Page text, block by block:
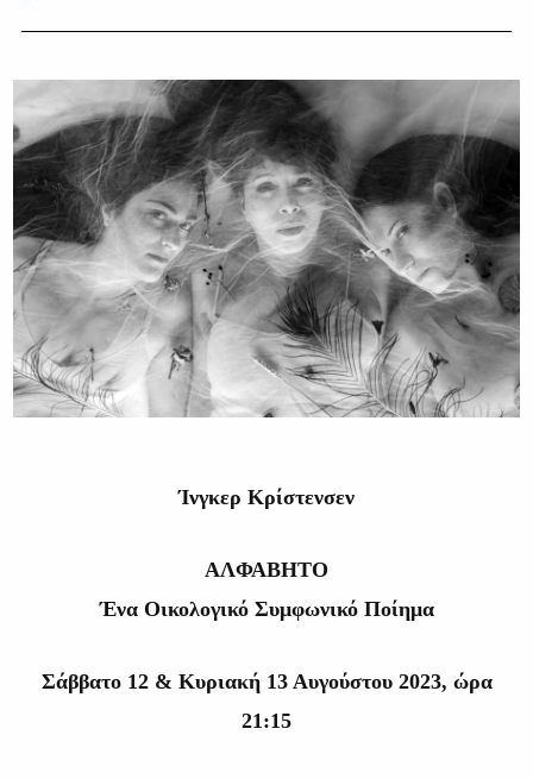
Ίνγκερ Κρίστενσεν
ΑΛΦΑΒΗΤΟ
Ένα Οικολογικό Συμφωνικό Ποίημα
Σάββατο 12 & Κυριακή 13 Αυγούστου 2023, ώρα
21:15